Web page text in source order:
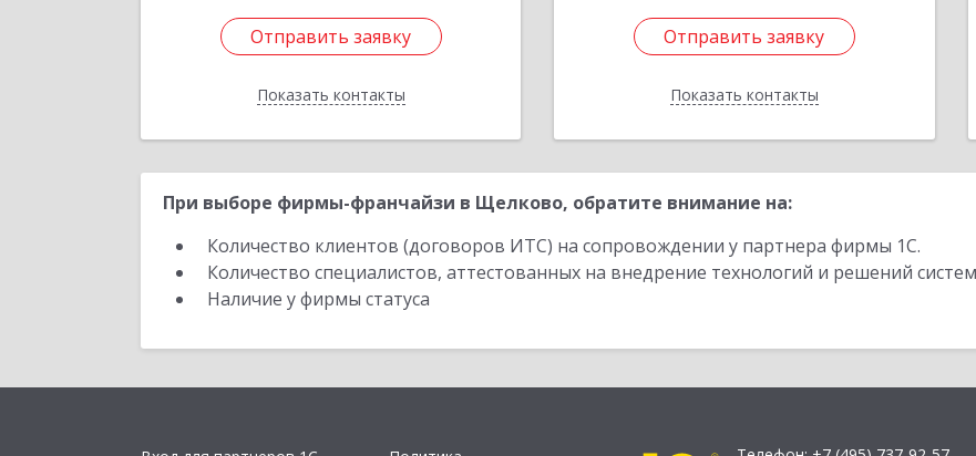
Отправить заявку
Показать контакты
Отправить заявку
Назад
Отправить заявку
Показать контакты
Отправить заявку
Назад
При выборе фирмы-франчайзи в Щелково, обратите внимание на:
Количество клиентов (договоров ИТС) на сопровождении у партнера фирмы 1С.
Количество специалистов, аттестованных на внедрение технологий и решений
Наличие у фирмы статуса